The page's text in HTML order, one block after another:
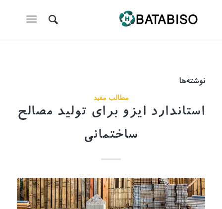
نوشته‌ها
مطالب مفید
استاندارد ایزو برای تولید مصالح
ساختمانی